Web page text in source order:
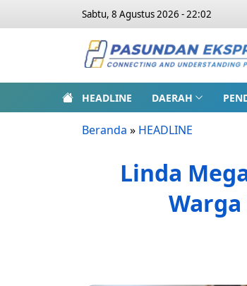
Sabtu, 8 Agustus 2026 - 22:02
HEADLINE DAERAH
Beranda » HEADLINE
Linda